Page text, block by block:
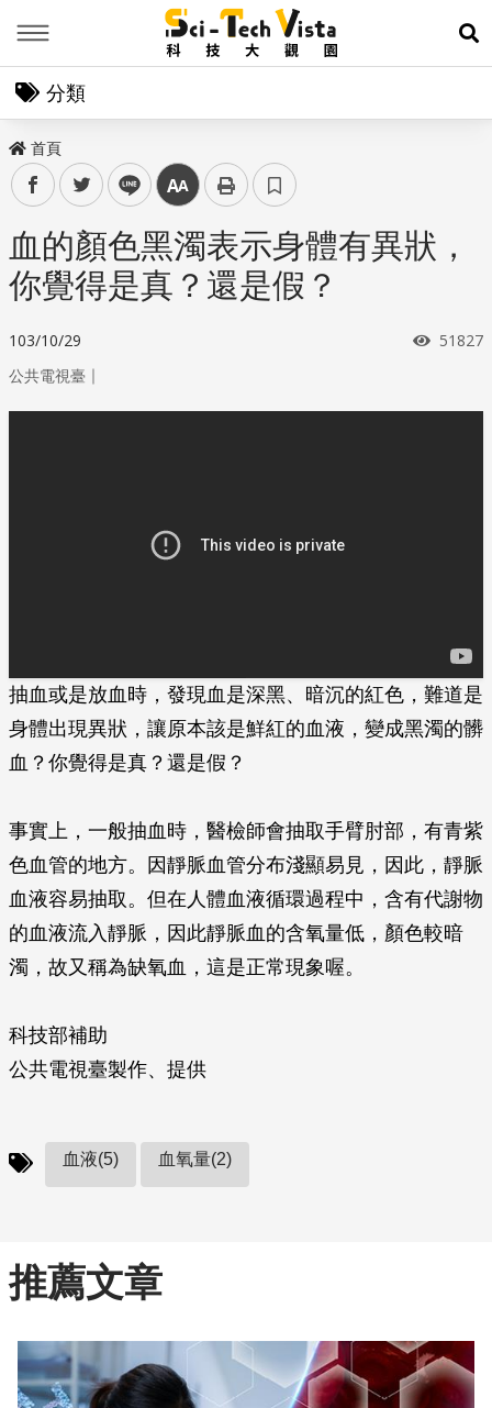
展
分類
首頁
facebooktwitter line 中
血的顏色黑濁表示身體有異狀，
你覺得是真？還是假？
103/10/29 瀏覽次
51827
公共電視臺 ｜
抽血或是放血時，發現血是深黑、暗沉的紅色，難道是
身體出現異狀，讓原本該是鮮紅的血液，變成黑濁的髒
血？你覺得是真？還是假？
事實上，一般抽血時，醫檢師會抽取手臂肘部，有青紫
色血管的地方。因靜脈血管分布淺顯易見，因此，靜脈
血液容易抽取。但在人體血液循環過程中，含有代謝物
的血液流入靜脈，因此靜脈血的含氧量低，顏色較暗
濁，故又稱為缺氧血，這是正常現象喔。
科技部補助
公共電視臺製作、提供
血液(5) 血氧量(2)
推薦文章